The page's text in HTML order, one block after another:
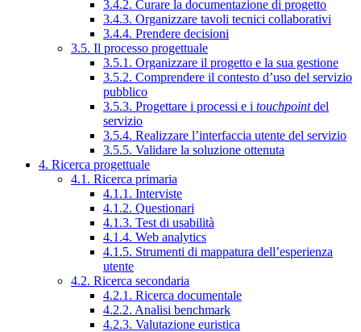
3.4.2. Curare la documentazione di progetto
3.4.3. Organizzare tavoli tecnici collaborativi
3.4.4. Prendere decisioni
3.5. Il processo progettuale
3.5.1. Organizzare il progetto e la sua gestione
3.5.2. Comprendere il contesto d’uso del servizio
pubblico
3.5.3. Progettare i processi e i touchpointdel
servizio
3.5.4. Realizzare l’interfaccia utente del servizio
3.5.5. Validare la soluzione ottenuta
4. Ricerca progettuale
4.1. Ricerca primaria
4.1.1. Interviste
4.1.2. Questionari
4.1.3. Test di usabilità
4.1.4. Web analytics
4.1.5. Strumenti di mappatura dell’esperienza
utente
4.2. Ricerca secondaria
4.2.1. Ricerca documentale
4.2.2. Analisi benchmark
4.2.3. Valutazione euristica